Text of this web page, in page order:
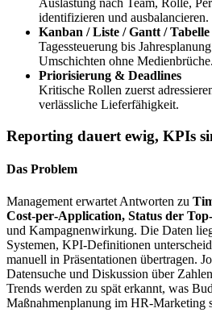
Auslastung nach Team, Rolle,
identifizieren und ausbalancieren.
Kanban / Liste / Gantt / Tabelle
Tagessteuerung bis
Umschichten ohne Medienbrüche.
Priorisierung & Deadlines
Kritische Rollen zuerst
verlässliche Lieferfähigkeit.
Reporting dauert ewig, KPIs
Das Problem
Management erwartet Antworten zu
Cost‑per‑Application, Status der
und Kampagnenwirkung. Die Daten
Systemen, KPI‑Definitionen
manuell in Präsentationen übertragen.
Datensuche und Diskussion über
Trends werden zu spät erkannt, was
Maßnahmenplanung im HR‑Marketing